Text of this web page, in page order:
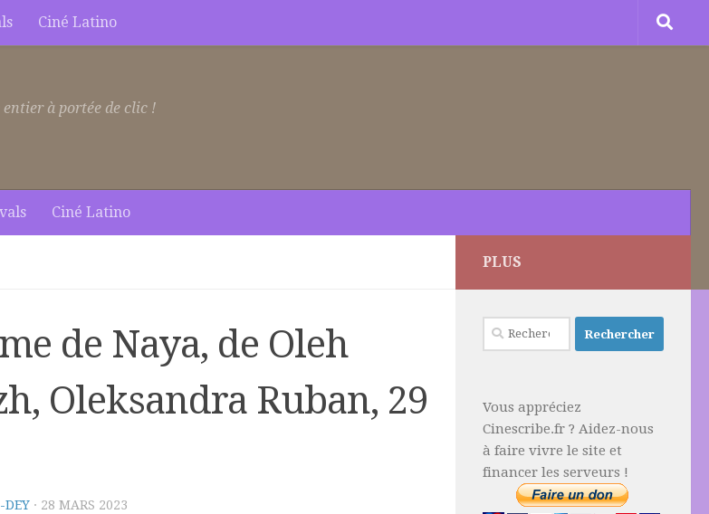
Ciné Latino
à portée de clic !
Ciné Latino
de Naya, de Oleh
Oleksandra Ruban, 29
DEY · 28 MARS 2023
PLUS
Rechercher :
Vous appréciez
Cinescribe.fr ? Aidez-nous
à faire vivre le site et
financer les serveurs !